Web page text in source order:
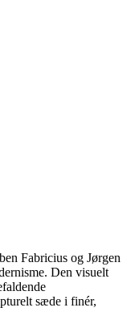
Fabricius og Jørgen
Den visuelt
sæde i finér,